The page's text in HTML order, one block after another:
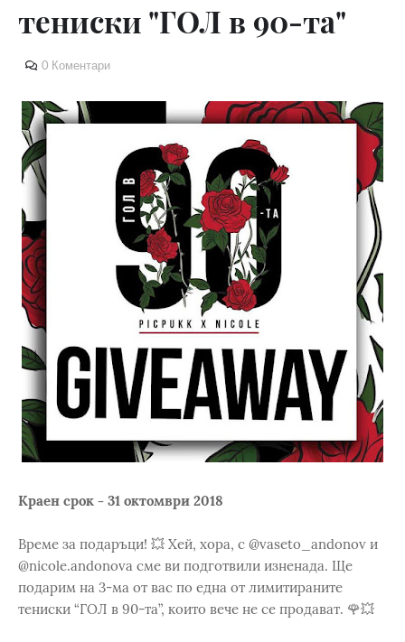
тениски "ГОЛ в 90-та"
0 Коментари
Краен срок - 31 октомври 2018
Време за подаръци! 💥 Хей, хора, с @vaseto_andonov и
@nicole.andonova сме ви подготвили изненада. Ще
подарим на 3-ма от вас по една от лимитираните
тениски “ГОЛ в 90-та”, които вече не се продават. 🌹💥 ⁣⁣